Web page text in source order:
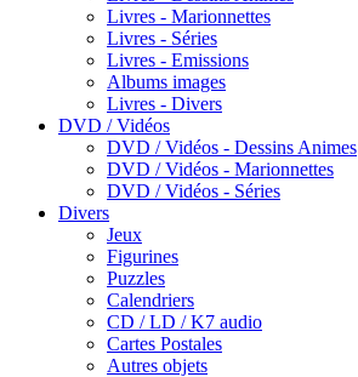
Livres - Marionnettes
Livres - Séries
Livres - Emissions
Albums images
Livres - Divers
DVD / Vidéos
DVD / Vidéos - Dessins Animes
DVD / Vidéos - Marionnettes
DVD / Vidéos - Séries
Divers
Jeux
Figurines
Puzzles
Calendriers
CD / LD / K7 audio
Cartes Postales
Autres objets